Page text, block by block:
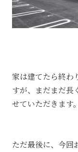
家は建てたら終
すが、まだまだ長
せていただきます。
ただ最後に、今回